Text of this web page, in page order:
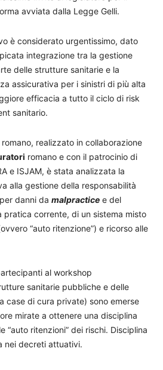
avviata dalla Legge Gelli.
è considerato urgentissimo, dato
integrazione tra la gestione
delle strutture sanitarie e la
assicurativa per i sinistri di più alta
efficacia a tutto il ciclo di risk
sanitario.
realizzato in collaborazione
romano e con il patrocinio di
e ISJAM, è stata analizzata la
alla gestione della responsabilità
danni da malpractice e del
pratica corrente, di un sistema misto
“auto ritenzione”) e ricorso alle
al workshop
sanitarie pubbliche e delle
case di cura private) sono emerse
mirate a ottenere una disciplina
“auto ritenzioni” dei rischi. Disciplina
nei decreti attuativi.